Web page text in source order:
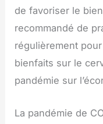
de favoriser le
recommandé de
régulièrement
bienfaits sur le
pandémie sur
La pandémie de